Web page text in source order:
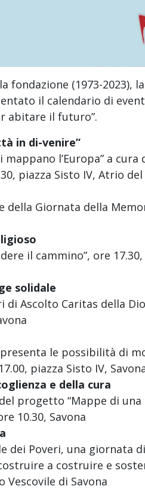
fondazione (1973-2023), la
il calendario di
abitare il futuro”.
in di-venire”
l’Europa” a cura
piazza Sisto IV, Atrio del
della Giornata della
il cammino”, ore 17.30,
solidale
di Ascolto Caritas della
presenta le possibilità di
piazza Sisto IV,
e della cura
progetto “Mappe di
10.30, Savona
dei Poveri, una giornata di
a costruire e
Vescovile di Savona